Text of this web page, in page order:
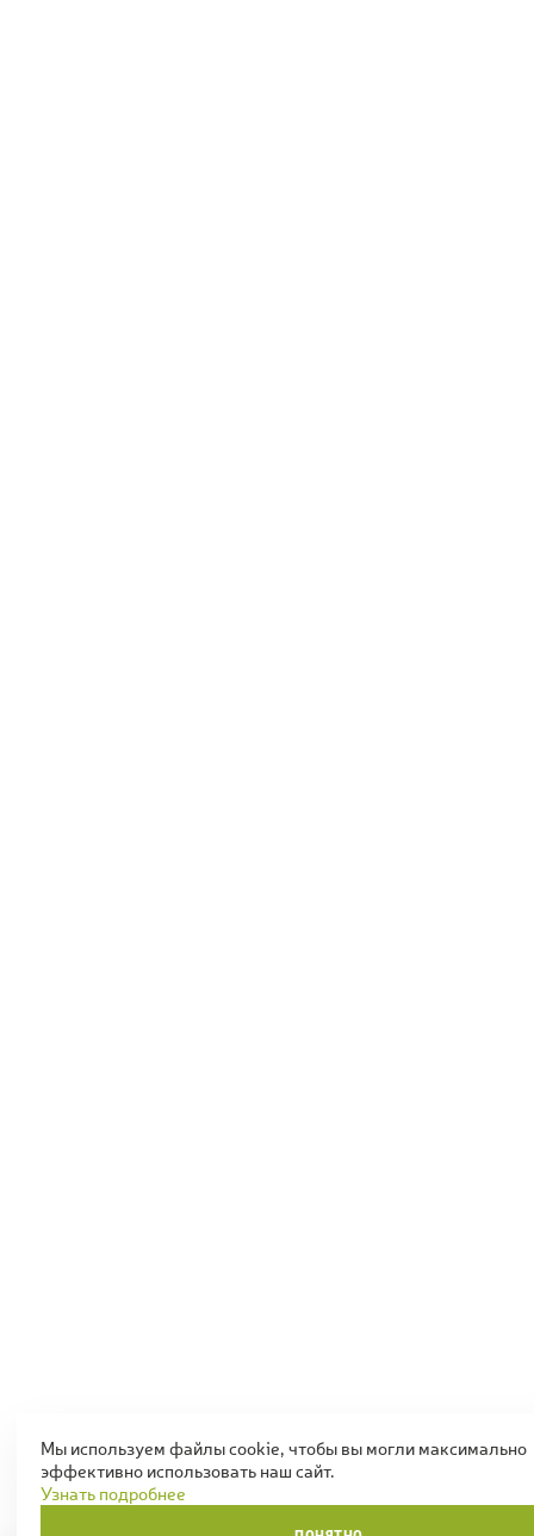
Мы используем файлы cookie, чтобы вы могли максимально
эффективно использовать наш сайт.
Узнать подробнее